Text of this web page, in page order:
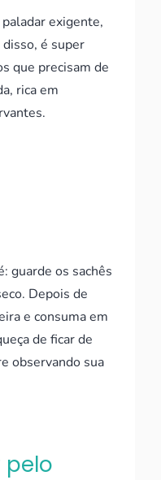
exigente,
é super
que precisam de
rica em
guarde os sachês
Depois de
e consuma em
de ficar de
observando sua
pelo